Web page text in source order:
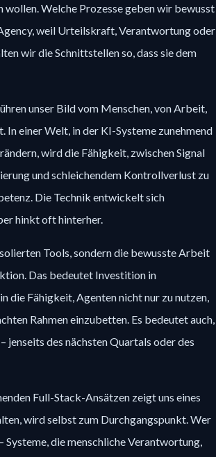
wollen. Welche Prozesse geben wir bewusst
weil Urteilskraft, Verantwortung oder
wir die Schnittstellen so, dass sie dem
unser Bild vom Menschen, von Arbeit,
einer Welt, in der KI-Systeme zunehmend
wird die Fähigkeit, zwischen Signal
und schleichendem Kontrollverlust zu
Die Technik entwickelt sich
hinkt oft hinterher.
Tools, sondern die bewusste Arbeit
Das bedeutet Investition in
die Fähigkeit, Agenten nicht nur zu nutzen,
Rahmen einzubetten. Es bedeutet auch,
des nächsten Quartals oder des
Full-Stack-Ansätzen zeigt uns eines
wird selbst zum Durchgangspunkt. Wer
Systeme, die menschliche Verantwortung,